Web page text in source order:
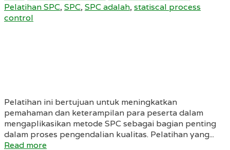
Pelatihan SPC,SPC,SPC adalah,statiscal process
control
Pelatihan ini bertujuan untuk meningkatkan
pemahaman dan keterampilan para peserta dalam
mengaplikasikan metode SPC sebagai bagian penting
dalam proses pengendalian kualitas. Pelatihan yang...
Read more